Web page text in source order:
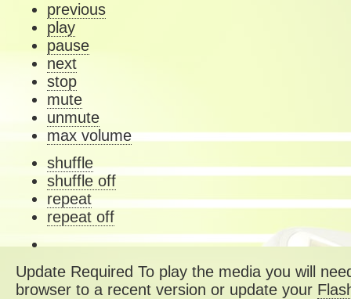
previous
play
pause
next
stop
mute
unmute
max volume
shuffle
shuffle off
repeat
repeat off
Update Required To play the media you will
browser to a recent version or update your